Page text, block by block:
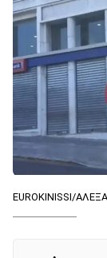
EUROKINISSI/